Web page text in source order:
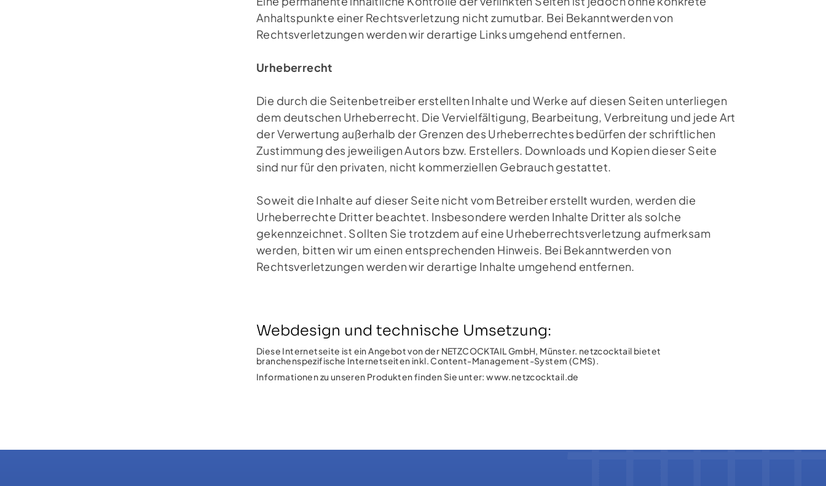
Anhaltspunkte einer Rechtsverletzung nicht zumutbar. Bei Bekanntwerden von
Rechtsverletzungen werden wir derartige Links umgehend entfernen.
Urheberrecht
Die durch die Seitenbetreiber erstellten Inhalte und Werke auf diesen Seiten unterliegen
dem deutschen Urheberrecht. Die Vervielfältigung, Bearbeitung, Verbreitung und jede Art
der Verwertung außerhalb der Grenzen des Urheberrechtes bedürfen der schriftlichen
Zustimmung des jeweiligen Autors bzw. Erstellers. Downloads und Kopien dieser Seite
sind nur für den privaten, nicht kommerziellen Gebrauch gestattet.
Soweit die Inhalte auf dieser Seite nicht vom Betreiber erstellt wurden, werden die
Urheberrechte Dritter beachtet. Insbesondere werden Inhalte Dritter als solche
gekennzeichnet. Sollten Sie trotzdem auf eine Urheberrechtsverletzung aufmerksam
werden, bitten wir um einen entsprechenden Hinweis. Bei Bekanntwerden von
Rechtsverletzungen werden wir derartige Inhalte umgehend entfernen.
Webdesign und technische Umsetzung:
Diese Internetseite ist ein Angebot von der NETZCOCKTAIL GmbH, Münster. netzcocktail bietet
branchenspezifische Internetseiten inkl. Content-Management-System (CMS).
Informationen zu unseren Produkten finden Sie unter:www.netzcocktail.de